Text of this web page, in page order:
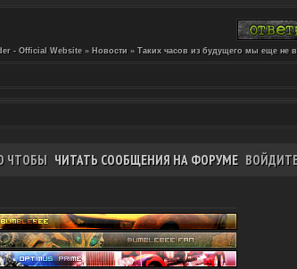
- Official Website » Новости » Таких часов из будущего мы еще не
ЧТОБЫ ЧИТАТЬ СООБЩЕНИЯ НА ФОРУМЕ